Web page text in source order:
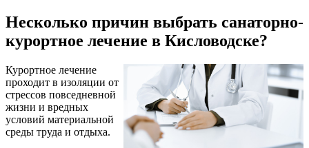
Несколько причин выбрать санаторно-
курортное лечение в Кисловодске?
Курортное лечение
проходит в изоляции от
стрессов повседневной
жизни и вредных
условий материальной
среды труда и отдыха.